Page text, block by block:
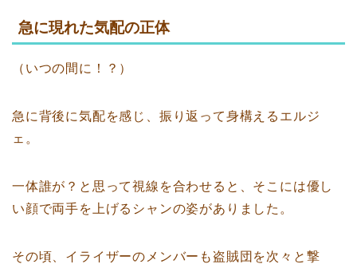
急に現れた気配の正体
（いつの間に！？）
急に背後に気配を感じ、振り返って身構えるエルジ
ェ。
一体誰が？と思って視線を合わせると、そこには優し
い顔で両手を上げるシャンの姿がありました。
その頃、イライザーのメンバーも盗賊団を次々と撃